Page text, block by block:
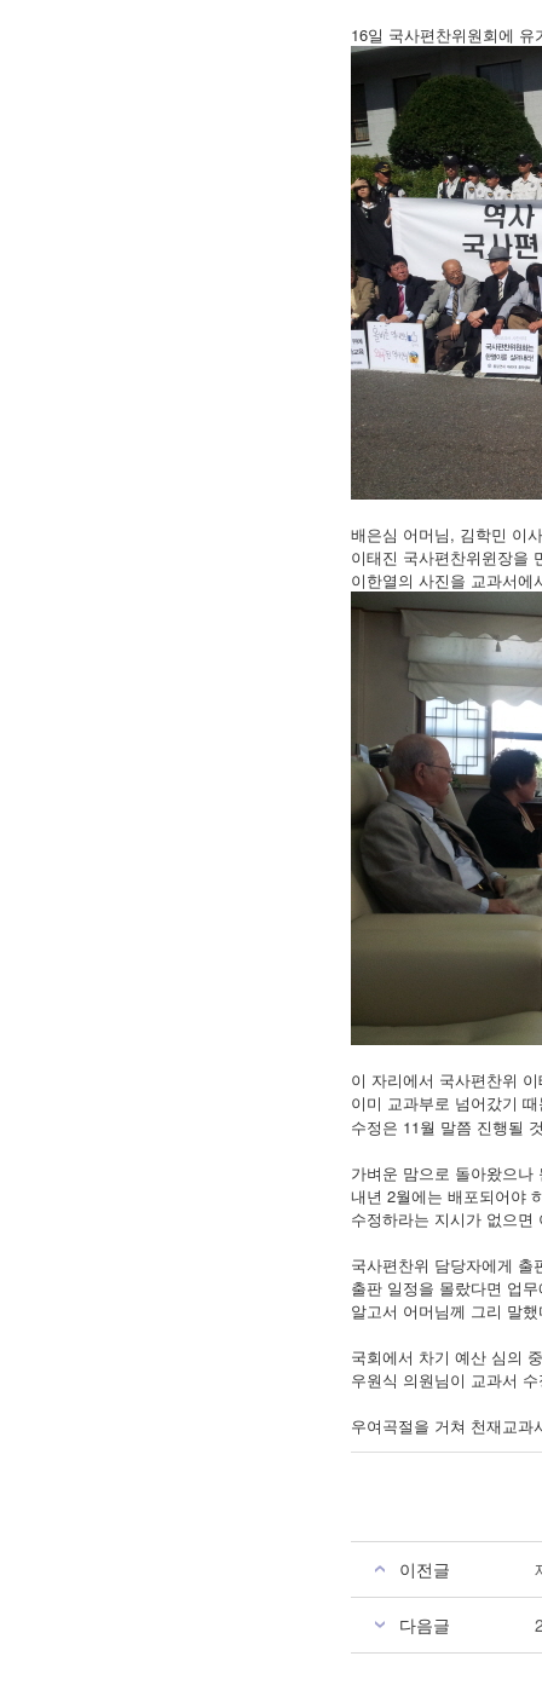
16일 국사편찬위원회에
배은심 어머님, 김학민 이
이태진 국사편찬위윈장을
이한열의 사진을 교과서
이 자리에서 국사편찬위
이미 교과부로 넘어갔기
수정은 11월 말쯤 진행될
가벼운 맘으로 돌아왔으
내년 2월에는 배포되어야
수정하라는 지시가 없으
국사편찬위 담당자에게 출
출판 일정을 몰랐다면 업
알고서 어머님께 그리 말
국회에서 차기 예산 심의
우원식 의원님이 교과서
우여곡절을 거쳐 천재교
이전글
다음글